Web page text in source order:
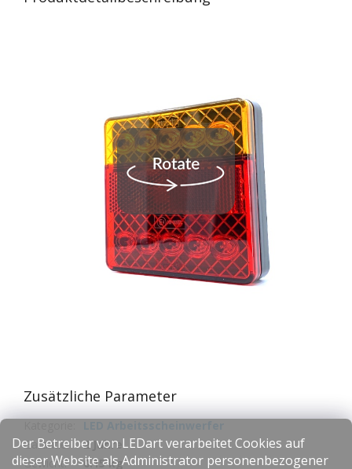
Der Betreiber von LEDart verarbeitet Cookies auf
dieser Website als Administrator personenbezogener
Zusätzliche Parameter
Garantie:
2 Jahre
Gewicht: 0.15 kg